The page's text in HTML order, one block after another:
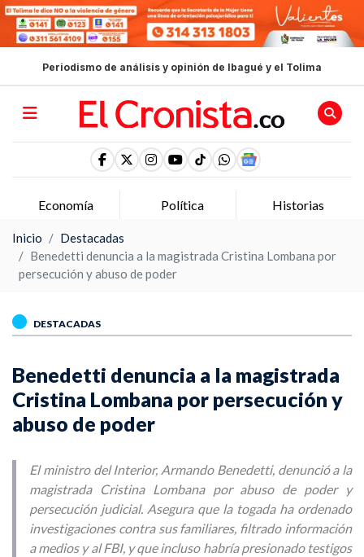
Periodismo de análisis y opinión de Ibagué y el Tolima
Economía Política Historias
Inicio
Destacadas
Benedetti denuncia a la magistrada Cristina Lombana por
persecución y abuso de poder
DESTACADAS
Benedetti denuncia a la magistrada
Cristina Lombana por persecución y
abuso de poder
El ministro del Interior, Armando Benedetti, denunció a la
magistrada Cristina Lombana por abuso de poder y
persecución judicial. Asegura que la togada ha ordenado
investigaciones contra sus familiares, filtrado información
a medios y al FBI, y que incluso habría presionado testigos